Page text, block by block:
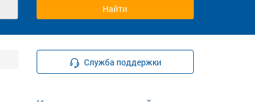
Служба поддержки